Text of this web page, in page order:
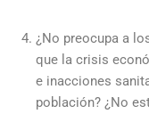
¿No preocupa a
que la crisis
e inacciones
población? ¿No